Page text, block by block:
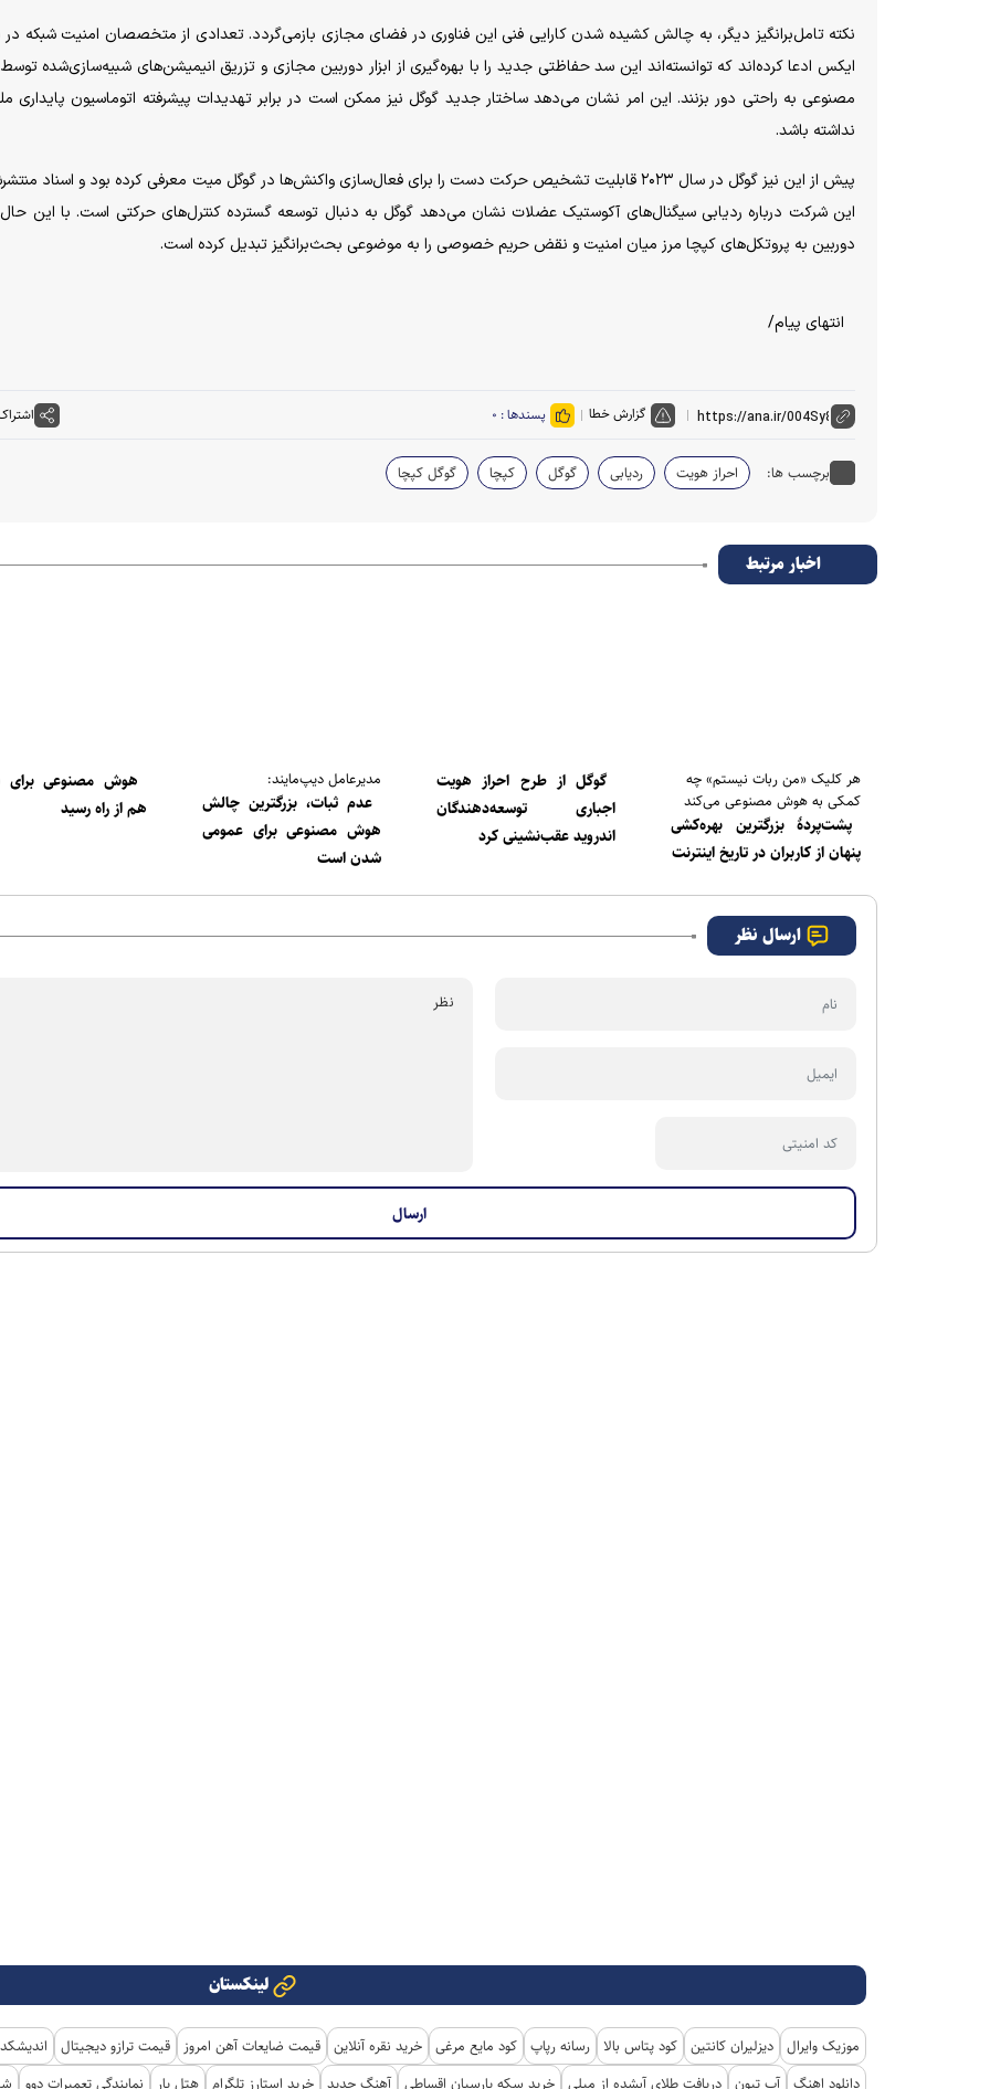
نکته تامل‌برانگیز دیگر، به چالش کشیده شدن کارایی فنی این فناوری در فضای مجازی بازمی‌گردد. تعدادی از متخصصان امنیت شبکه در
ایکس ادعا کرده‌اند که توانسته‌اند این سد حفاظتی جدید را با بهره‌گیری از ابزار دوربین مجازی و تزریق انیمیشن‌های شبیه‌سازی‌شده
مصنوعی به راحتی دور بزنند. این امر نشان می‌دهد ساختار جدید گوگل نیز ممکن است در برابر تهدیدات پیشرفته اتوماسیون پایداری
نداشته باشد.
پیش از این نیز گوگل در سال ۲۰۲۳ قابلیت تشخیص حرکت دست را برای فعال‌سازی واکنش‌ها در گوگل میت معرفی کرده بود و اسناد
این شرکت درباره ردیابی سیگنال‌های آکوستیک عضلات نشان می‌دهد گوگل به دنبال توسعه گسترده کنترل‌های حرکتی است. با این
دوربین به پروتکل‌های کپچا مرز میان امنیت و نقض حریم خصوصی را به موضوعی بحث‌برانگیز تبدیل کرده است.
انتهای پیام/
گزارش خطا پسندها : ۰
برچسب ها: احراز هویت ردیابی گوگل کپچا گوگل کپچا
اخبار مرتبط
هر کلیک «من ربات نیستم» چه
کمکی به هوش مصنوعی می‌کند
پشت‌پردۀ بزرگترین بهره‌کشی
پنهان از کاربران در تاریخ اینترنت
گوگل از طرح احراز هویت
اجباری توسعه‌دهندگان
اندروید عقب‌نشینی کرد
مدیرعامل دیپ‌مایند:
عدم ثبات، بزرگترین چالش
هوش مصنوعی برای عمومی
شدن است
هوش مصنوعی برای
هم از راه رسید
ارسال نظر
لینکستان
موزیک وایرال دیزلیران کانتین کود پتاس بالا رسانه رپاپ کود مایع مرغی خرید نقره آنلاین قیمت ضایعات آهن امروز قیمت ترازو دیجیتال
دانلود اهنگ آپ تیون دریافت طلای آبشده از میلی خرید سکه پارسیان اقساطی آهنگ جدید خرید استارز تلگرام هتل یار نمایندگی تعمیرات دوو